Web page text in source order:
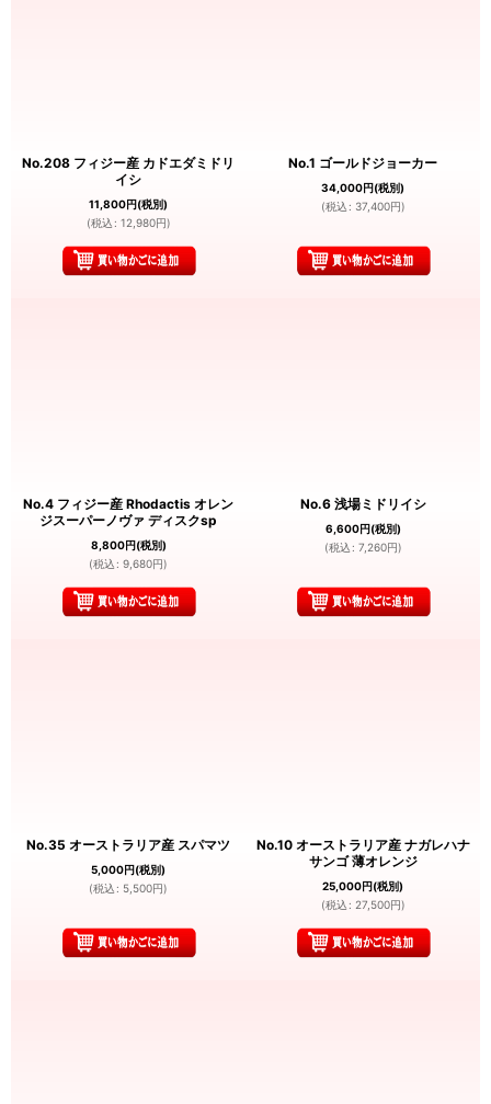
No.208 フィジー産 カドエダミドリ
イシ
11,800円(税別)
(税込 : 12,980円)
No.1 ゴールドジョーカー
34,000円(税別)
(税込 : 37,400円)
No.4 フィジー産 Rhodactis オレン
ジスーパーノヴァ ディスクsp
8,800円(税別)
(税込 : 9,680円)
No.6 浅場ミドリイシ
6,600円(税別)
(税込 : 7,260円)
No.35 オーストラリア産 スパマツ
5,000円(税別)
(税込 : 5,500円)
No.10 オーストラリア産 ナガレハナ
サンゴ 薄オレンジ
25,000円(税別)
(税込 : 27,500円)